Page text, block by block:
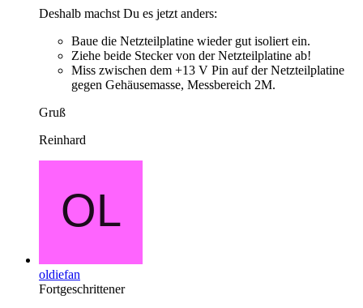
Deshalb machst Du es jetzt anders:
Baue die Netzteilplatine wieder gut isoliert ein.
Ziehe beide Stecker von der Netzteilplatine ab!
Miss zwischen dem +13 V Pin auf der Netzteilplatine
gegen Gehäusemasse, Messbereich 2M.
Gruß
Reinhard
oldiefan
Fortgeschrittener